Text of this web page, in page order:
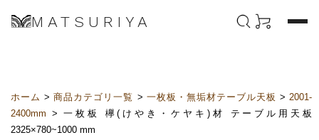
MATSURIYA
ホーム >商品カテゴリ一覧 > 一枚板・無垢材テーブル天板 >2001-
2400mm > 一枚板 欅(けやき・ケヤキ)材 テーブル用天板
2325×780~1000 mm